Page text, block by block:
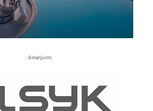
- Διαφήμιση -